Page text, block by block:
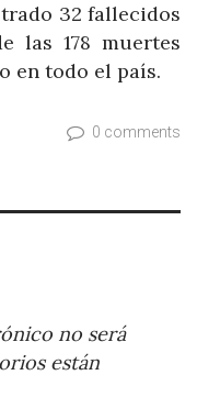
32 fallecidos
las 178 muertes
en todo el país.
0 comments
no será
están